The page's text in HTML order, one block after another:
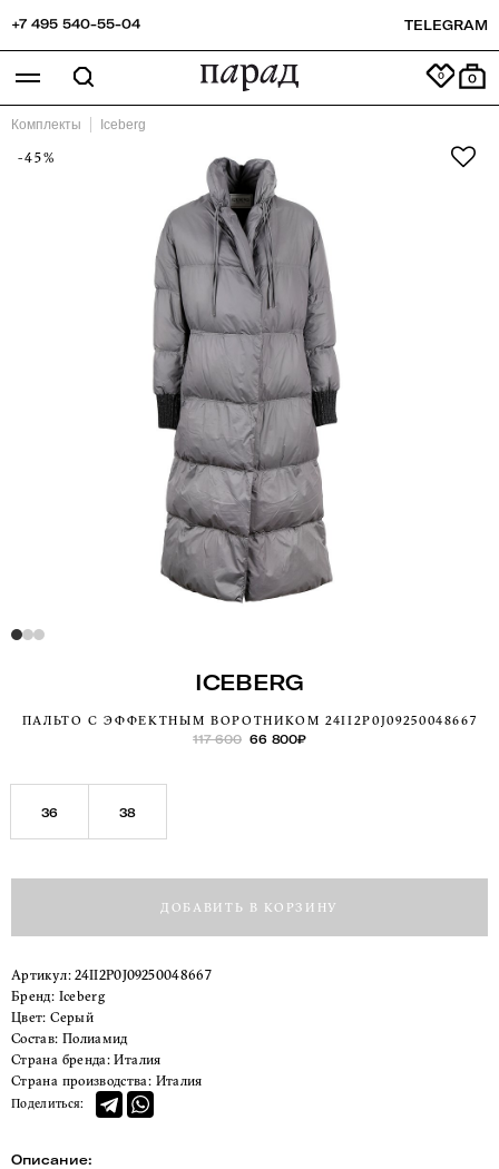
+7 495 540-55-04 TELEGRAM
0
Комплекты Iceberg
-45%
ICEBERG
ПАЛЬТО С ЭФФЕКТНЫМ ВОРОТНИКОМ 24II2P0J09250048667
117 600 66 800₽
36 38
ДОБАВИТЬ В КОРЗИНУ
Артикул:24II2P0J09250048667
Бренд: Iceberg
Цвет:
Серый
Состав: Полиамид
Страна бренда: Италия
Страна производства: Италия
Поделиться:
Описание: